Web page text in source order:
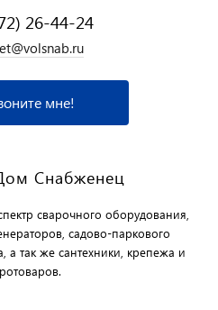
26-44-24
мне!
Снабженец
сварочного оборудования,
садово-паркового
а так же сантехники, крепежа и